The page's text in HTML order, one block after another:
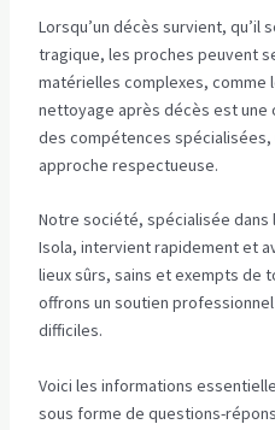
Lorsqu’un décès survient, qu’il
tragique, les proches peuvent
matérielles complexes, comme
nettoyage après décès est
des compétences
approche respectueuse.
Notre société, spécialisée
Isola, intervient rapidement et
lieux sûrs, sains et exempts de
offrons un soutien
difficiles.
Voici les informations
sous forme de questions-